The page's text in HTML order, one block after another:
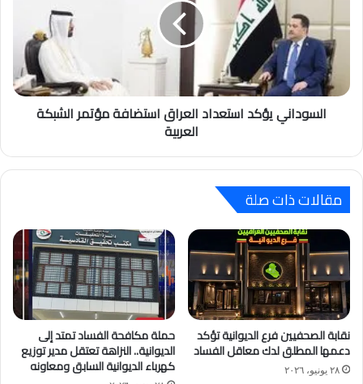
السوداني يؤكد استعداد العراق استضافة مؤتمر الشبكة
العربية
مقالات ذات صلة
نقابة الصحفيين فرع الديوانية تؤكد
دعمها المطلق لدك معاقل الفساد
٢٨ يونيو، ٢٠٢٦
حملة مكافحة الفساد تمتد إلى
الديوانية.. النزاهة تعتقل مدير توزيع
كهرباء الديوانية السابق ومعاونه